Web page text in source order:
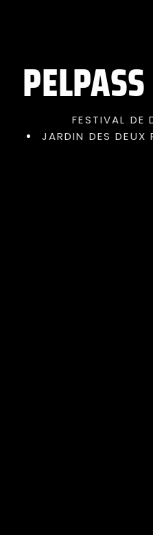
FESTIVAL DE
JARDIN DES DEUX